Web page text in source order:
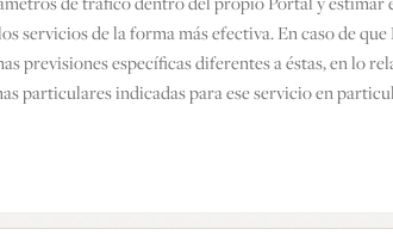
servicios de la forma más efectiva. En caso de que
previsiones específicas diferentes a éstas, en lo
particulares indicadas para ese servicio en